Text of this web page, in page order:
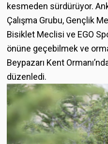
kesmeden sürdürüyor.
Çalışma Grubu, Gençlik
Bisiklet Meclisi ve EGO
önüne geçebilmek ve
Beypazarı Kent
düzenledi.